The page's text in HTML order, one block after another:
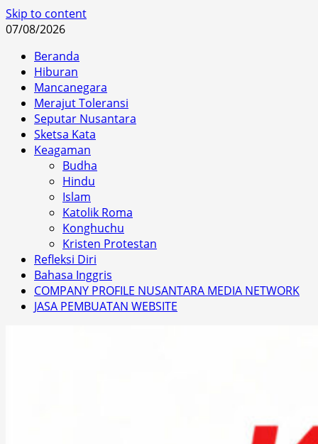
Skip to content
07/08/2026
Beranda
Hiburan
Mancanegara
Merajut Toleransi
Seputar Nusantara
Sketsa Kata
Keagaman
Budha
Hindu
Islam
Katolik Roma
Konghuchu
Kristen Protestan
Refleksi Diri
Bahasa Inggris
COMPANY PROFILE NUSANTARA MEDIA NETWORK
JASA PEMBUATAN WEBSITE